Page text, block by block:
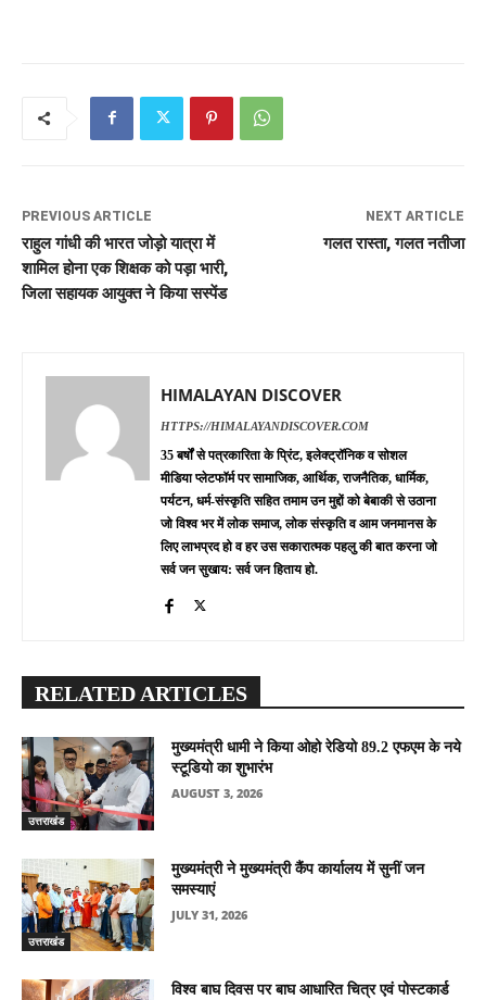
PREVIOUS ARTICLE
राहुल गांधी की भारत जोड़ो यात्रा में
शामिल होना एक शिक्षक को पड़ा भारी,
जिला सहायक आयुक्त ने किया सस्पेंड
NEXT ARTICLE
गलत रास्ता, गलत नतीजा
HIMALAYAN DISCOVER
HTTPS://HIMALAYANDISCOVER.COM
35 बर्षों से पत्रकारिता के प्रिंट, इलेक्ट्रॉनिक व सोशल
मीडिया प्लेटफॉर्म पर सामाजिक, आर्थिक, राजनैतिक, धार्मिक,
पर्यटन, धर्म-संस्कृति सहित तमाम उन मुद्दों को बेबाकी से उठाना
जो विश्व भर में लोक समाज, लोक संस्कृति व आम जनमानस के
लिए लाभप्रद हो व हर उस सकारात्मक पहलु की बात करना जो
सर्व जन सुखाय: सर्व जन हिताय हो.
RELATED ARTICLES
उत्तराखंड
मुख्यमंत्री धामी ने किया ओहो रेडियो 89.2 एफएम के नये
स्टूडियो का शुभारंभ
AUGUST 3, 2026
उत्तराखंड
मुख्यमंत्री ने मुख्यमंत्री कैंप कार्यालय में सुनीं जन
समस्याएं
JULY 31, 2026
विश्व बाघ दिवस पर बाघ आधारित चित्र एवं पोस्टकार्ड